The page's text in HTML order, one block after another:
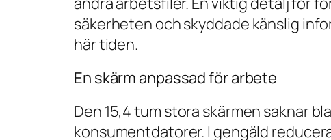
säkerheten och skyddade känslig
här tiden.
En skärm anpassad för arbete
Den 15,4 tum stora skärmen saknar
konsumentdatorer. I gengäld